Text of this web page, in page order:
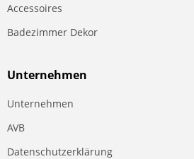
Accessoires
Badezimmer Dekor
Unternehmen
Unternehmen
AVB
Datenschutzerklärung